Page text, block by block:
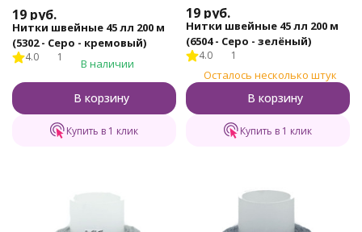
19 руб.
Нитки швейные 45 лл 200 м
(5302 - Серо - кремовый)
4.0 1 В наличии
В корзину
Купить в 1 клик
19 руб.
Нитки швейные 45 лл 200 м
(6504 - Серо - зелёный)
4.0 1
Осталось несколько штук
В корзину
Купить в 1 клик